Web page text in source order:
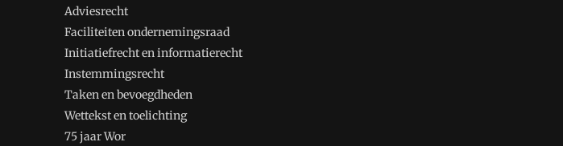
Adviesrecht
Faciliteiten ondernemingsraad
Initiatiefrecht en informatierecht
Instemmingsrecht
Taken en bevoegdheden
Wettekst en toelichting
75 jaar Wor